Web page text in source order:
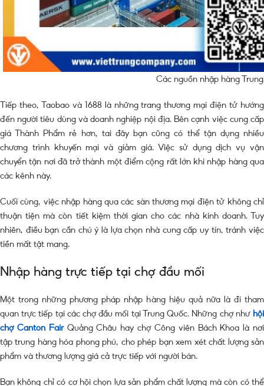
Các nguồn nhập hàng
Tiếp theo, Taobao và 1688 là những trang thương mại điện tử hướng
đến người tiêu dùng và doanh nghiệp nội địa. Bên cạnh việc cung cấp
giá Thành Phẩm rẻ hơn, tai đây bạn cũng có thể tận dụng nhiều
chương trình khuyến mại và giảm giá. Việc sử dụng dịch vụ vận
chuyển tận nơi đã trở thành một điểm cộng rất lớn khi nhập hàng qua
các kênh này.
Cuối cùng, việc nhập hàng qua các sàn thương mại điện tử không chỉ
thuận tiện mà còn tiết kiệm thời gian cho các nhà kinh doanh. Tuy
nhiên, điều bạn cần chú ý là lựa chọn nhà cung cấp uy tín, tránh việc
tiền mất tật mang.
Nhập hàng trực tiếp tại chợ đầu mối
Một trong những phương pháp nhập hàng hiệu quả nữa là đi tham
quan trực tiếp tại các chợ đầu mối tại Trung Quốc. Những chợ như hội
chợ Canton FairQuảng Châu hay chợ Công viên Bách Khoa là nơi
tập trung hàng hóa phong phú, cho phép bạn xem xét chất lượng sản
phẩm và thương lượng giá cả trực tiếp với người bán.
Bạn không chỉ có cơ hội chọn lựa sản phẩm chất lượng mà còn có thể